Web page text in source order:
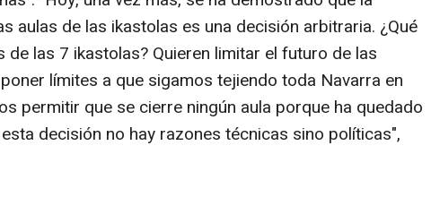
aulas de las ikastolas es una decisión arbitraria. ¿Qué
de las 7 ikastolas? Quieren limitar el futuro de las
límites a que sigamos tejiendo toda Navarra en
permitir que se cierre ningún aula porque ha quedado
decisión no hay razones técnicas sino políticas",